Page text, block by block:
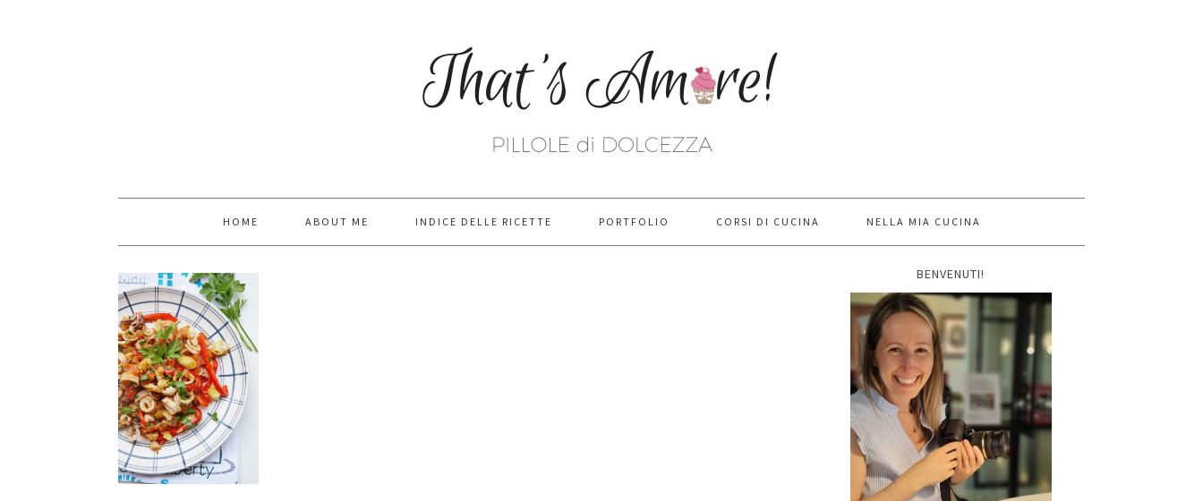
HOME ABOUT ME INDICE DELLE RICETTE PORTFOLIO CORSI DI CUCINA NELLA MIA CUCINA
BENVENUTI!